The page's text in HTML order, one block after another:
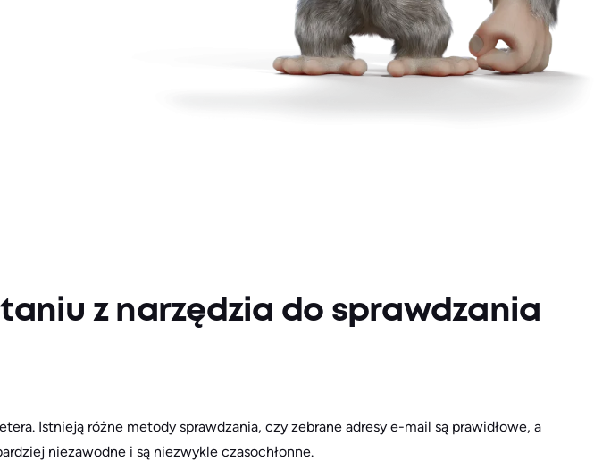
z narzędzia do sprawdzania
Istnieją różne metody sprawdzania, czy zebrane adresy e-mail są prawidłowe, a
niezawodne i są niezwykle czasochłonne.